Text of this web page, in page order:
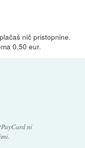
nič pristopnine.
0,50 eur.
ni